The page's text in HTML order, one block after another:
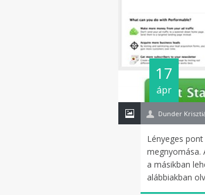
17
ápr
Dunder
Lényeges
megnyomása.
a másikban
alábbiakban